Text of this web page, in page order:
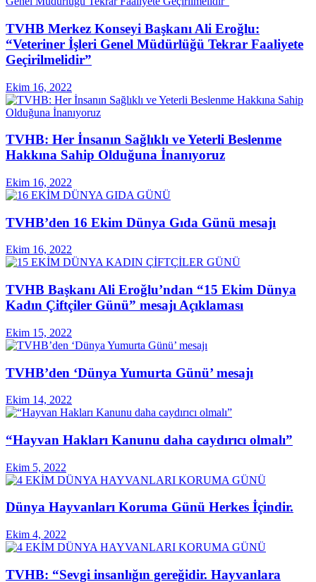
TVHB Merkez Konseyi Başkanı Ali Eroğlu:
“Veteriner İşleri Genel Müdürlüğü Tekrar Faaliyete
Geçirilmelidir”
Ekim 16, 2022
TVHB: Her İnsanın Sağlıklı ve Yeterli Beslenme
Hakkına Sahip Olduğuna İnanıyoruz
Ekim 16, 2022
TVHB’den 16 Ekim Dünya Gıda Günü mesajı
Ekim 16, 2022
TVHB Başkanı Ali Eroğlu’ndan “15 Ekim Dünya
Kadın Çiftçiler Günü” mesajı Açıklaması
Ekim 15, 2022
TVHB’den ‘Dünya Yumurta Günü’ mesajı
Ekim 14, 2022
“Hayvan Hakları Kanunu daha caydırıcı olmalı”
Ekim 5, 2022
Dünya Hayvanları Koruma Günü Herkes İçindir.
Ekim 4, 2022
TVHB: “Sevgi insanlığın gereğidir. Hayvanlara